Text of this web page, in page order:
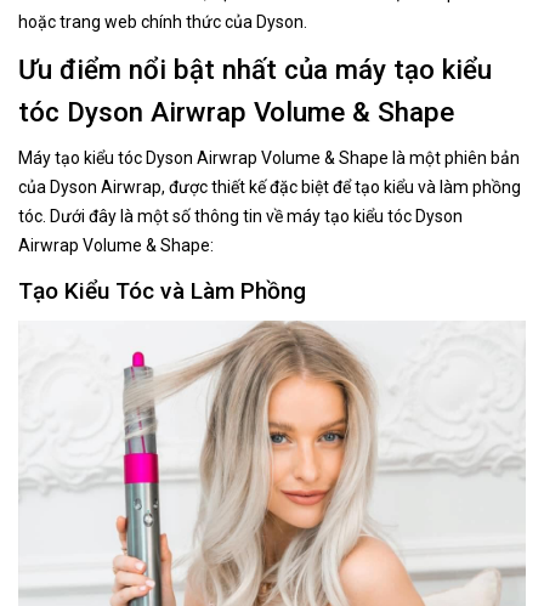
hoặc trang web chính thức của Dyson.
Ưu điểm nổi bật nhất của máy tạo kiểu
tóc Dyson Airwrap Volume & Shape
Máy tạo kiểu tóc Dyson Airwrap Volume & Shape là một phiên bản
của Dyson Airwrap, được thiết kế đặc biệt để tạo kiểu và làm phồng
tóc. Dưới đây là một số thông tin về máy tạo kiểu tóc Dyson
Airwrap Volume & Shape:
Tạo Kiểu Tóc và Làm Phồng